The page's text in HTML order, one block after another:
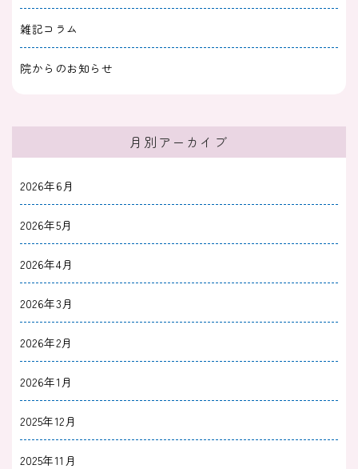
うつ病の薬が効かないタイプとは？考えられる
５つの要因と治療の選択肢
中等度うつ病の直し方｜治療と生活と両立する
工夫や入院になるケース
うつ病の重症度分類｜軽度・中等度・重度の症
状と判定方法や受診の目安
2025/09/28
うつ病は再発しやすい？再発のサインと予防の
ためにできること
2025/09/28
うつ病で薬を飲みたくないあなたへ｜薬なしで
の治し方やセルフケア
雑記コラム
院からのお知らせ
月別アーカイブ
2026年6月
2026年5月
2026年4月
2026年3月
2026年2月
2026年1月
2025年12月
2025年11月